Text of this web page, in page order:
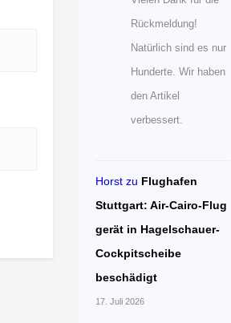
Rückmeldung!
Natürlich sind es nur
Hunderte. Wir haben
den Artikel
verbessert.
Horstzu Flughafen
Stuttgart: Air-Cairo-Flug
gerät in Hagelschauer-
Cockpitscheibe
beschädigt
17. Juli 2026